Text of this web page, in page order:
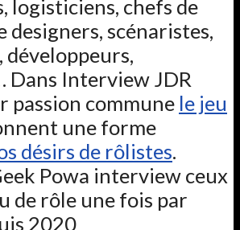
logisticiens, chefs de
designers, scénaristes,
Interview JDR
passion commune le jeu
une forme
désirs de rôlistes.
Powa interview ceux
de rôle une fois par
2020